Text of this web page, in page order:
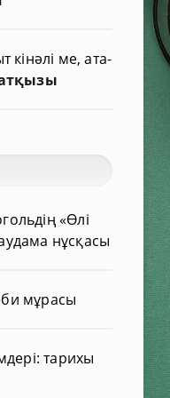
кінәлі ме, ата-
«Өлі
нұсқасы
мұрасы
тарихы